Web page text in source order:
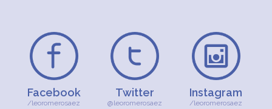
Facebook
/leoromerosaez
Twitter
@leoromerosaez
Instagram
/leoromerosaez